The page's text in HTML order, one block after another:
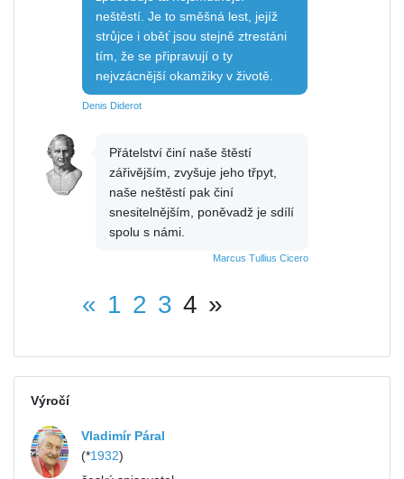
neštěstí. Je to směšná lest, jejíž
strůjce i oběť jsou stejně ztrestáni
tím, že se připravují o ty
nejvzácnější okamžiky v životě.
Denis Diderot
Přátelství činí naše štěstí
zářivějším, zvyšuje jeho třpyt,
naše neštěstí pak činí
snesitelnějším, poněvadž je sdílí
spolu s námi.
Marcus Tullius Cicero
« 1 2 3 4 »
Výročí
Vladimír Páral
(*1932)